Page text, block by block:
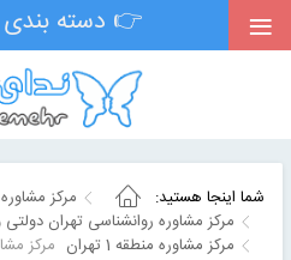
شما اینجا هستید:
مرکز
مرکز مشاوره روانشناسی تهران دولتی
مرکز مشاوره منطقه 1 تهران
مرکز
👉 دسته ≡